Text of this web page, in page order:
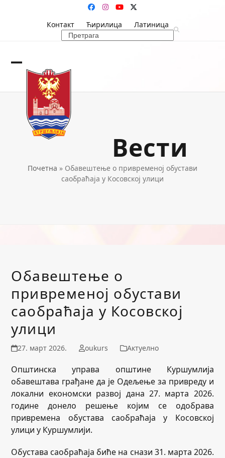
Facebook
Instagram
YouTubeTwitter
Контакт
Ћирилица
Латиница
Search
Open
mobile
menu
Close
mobile
menu
Вести
Почетна » Обавештење о привременој обустави
саобраћаја у Косовској улици
Обавештење о
привременој обустави
саобраћаја у Косовској
улици
27. март 2026. oukurs Актуелно
Општинска управа општине Куршумлија
обавештава грађане да је Одељење за привреду и
локални економски развој дана 27. марта 2026.
године донело решење којим се одобрава
привремена обустава саобраћаја у Косовској
улици у Куршумлији.
Обустава саобраћаја биће на снази 31. марта 2026.